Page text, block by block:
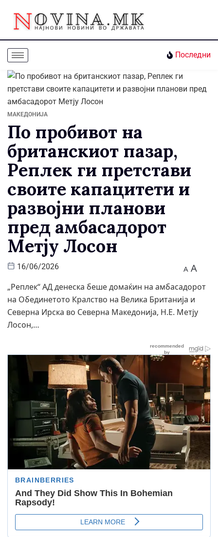
Последни
МАКЕДОНИЈА
По пробивот на
британскиот пазар,
Реплек ги претстави
своите капацитети и
развојни планови
пред амбасадорот
Метју Лосон
16/06/2026 A A
„Реплек“ АД денеска беше домаќин на амбасадорот
на Обединетото Кралство на Велика Британија и
Северна Ирска во Северна Македонија, Н.Е. Метју
Лосон,…